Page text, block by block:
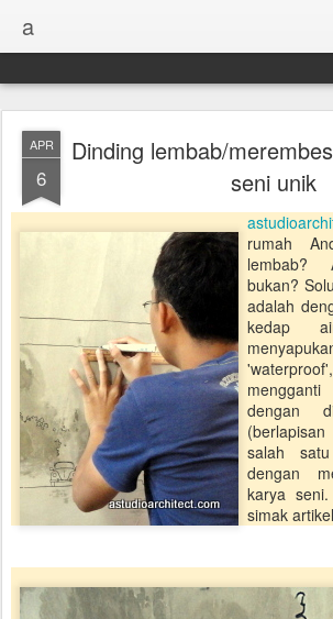
a
APR
6
Dinding lembab/
seni unik
rumah
lembab?
bukan?
adalah
kedap
dengan
salah
dengan
karya
simak